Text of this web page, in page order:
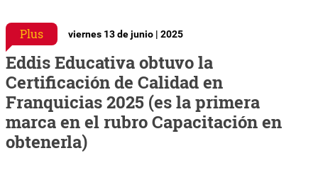
Plus viernes 13 de junio | 2025
Eddis Educativa obtuvo la
Certificación de Calidad en
Franquicias 2025 (es la primera
marca en el rubro Capacitación en
obtenerla)